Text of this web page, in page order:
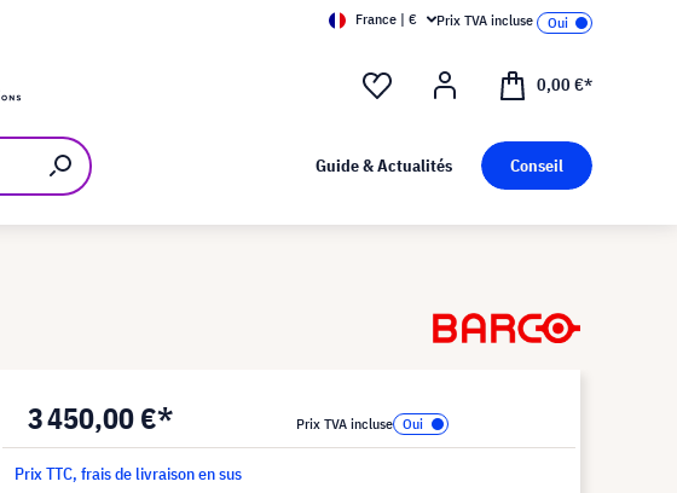
France | € Prix TVA incluse
0,00 €*
Guide & Actualités Conseil
3 450,00 €* Prix TVA incluse
Prix TTC, frais de livraison en sus